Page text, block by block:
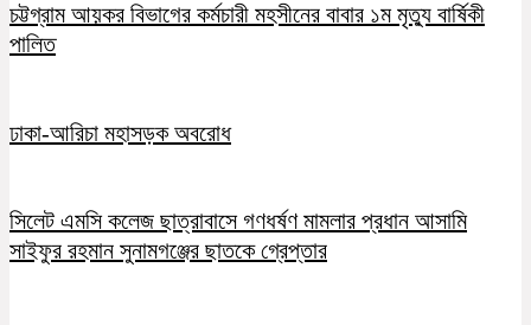
চট্টগ্রাম আয়কর বিভাগের কর্মচারী মহসীনের বাবার ১ম মৃত্যু বার্ষিকী
পালিত
ঢাকা-আরিচা মহাসড়ক অবরোধ
সিলেট এমসি কলেজ ছাত্রাবাসে গণধর্ষণ মামলার প্রধান আসামি
সাইফুর রহমান সুনামগঞ্জের ছাতকে গ্রেপ্তার